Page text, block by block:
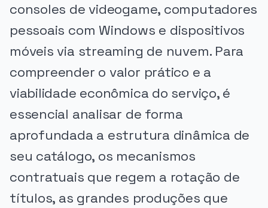
consoles de videogame, computadores
pessoais com Windows e dispositivos
móveis via streaming de nuvem. Para
compreender o valor prático e a
viabilidade econômica do serviço, é
essencial analisar de forma
aprofundada a estrutura dinâmica de
seu catálogo, os mecanismos
contratuais que regem a rotação de
títulos, as grandes produções que